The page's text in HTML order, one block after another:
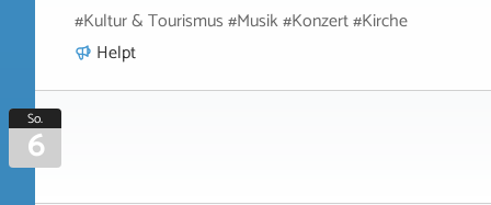
#Kultur & Tourismus #Musik #Konzert #Kirche
Helpt
So.
6